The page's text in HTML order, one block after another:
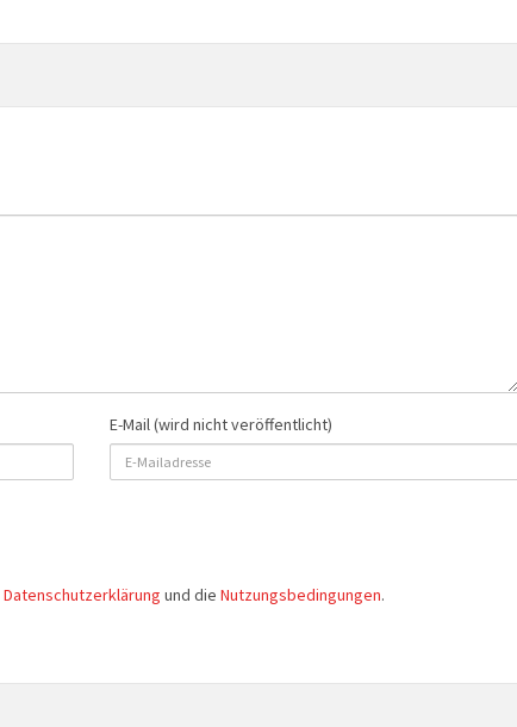
E-Mail (wird nicht veröffentlicht)
Datenschutzerklärung und die Nutzungsbedingungen.